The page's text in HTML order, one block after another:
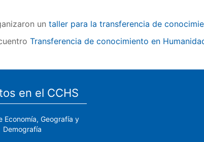
un taller para la transferencia de
Transferencia de conocimiento en
en el CCHS
Economía, Geografía y
Demografía